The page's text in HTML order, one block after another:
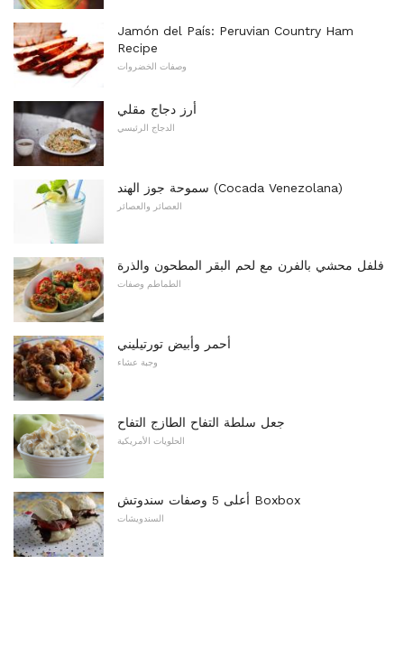
Jamón del País: Peruvian Country Ham
Recipe
وصفات الخضروات
أرز دجاج مقلي
الدجاج الرئيسي
سموحة جوز الهند (Cocada Venezolana)
العصائر والعصائر
فلفل محشي بالفرن مع لحم البقر المطحون والذرة
الطماطم وصفات
أحمر وأبيض تورتيليني
وجبة عشاء
جعل سلطة التفاح الطازج التفاح
الحلويات الأمريكية
أعلى 5 وصفات سندوتش Boxbox
السندويشات